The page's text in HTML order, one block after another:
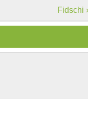
Fidschi